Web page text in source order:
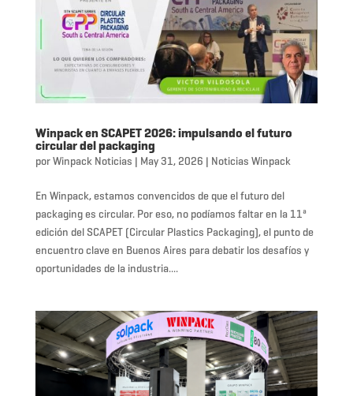
Winpack en SCAPET 2026: impulsando el futuro
circular del packaging
porWinpack Noticias | May 31, 2026 | Noticias Winpack
En Winpack, estamos convencidos de que el futuro del
packaging es circular. Por eso, no podíamos faltar en la 11ª
edición del SCAPET (Circular Plastics Packaging), el punto de
encuentro clave en Buenos Aires para debatir los desafíos y
oportunidades de la industria....